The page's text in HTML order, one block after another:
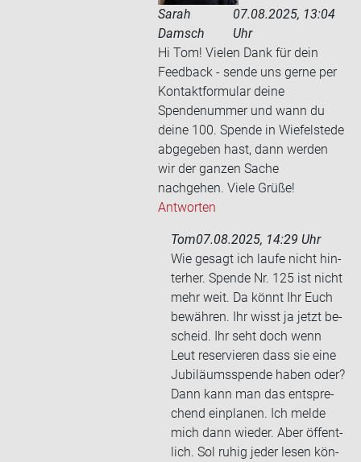
Sarah
Damsch
07.08.2025, 13:04
Uhr
Hi Tom! Vielen Dank für dein
Feedback - sende uns gerne per
Kontaktformular deine
Spendenummer und wann du
deine 100. Spende in Wiefelstede
abgegeben hast, dann werden
wir der ganzen Sache
nachgehen. Viele Grüße!
Antworten
Tom07.08.2025, 14:29 Uhr
Wie ge­sagt ich laufe nicht hin­
ter­her. Spen­de Nr. 125 ist nicht
mehr weit. Da könnt Ihr Euch
be­wäh­ren. Ihr wisst ja jetzt be­
scheid. Ihr seht doch wenn
Leut re­ser­vie­ren dass sie eine
Ju­bi­lä­ums­spen­de haben oder?
Dann kann man das ent­spre­
chend ein­pla­nen. Ich melde
mich dann wie­der. Aber öf­fent­
lich. Sol ruhig jeder lesen kön­